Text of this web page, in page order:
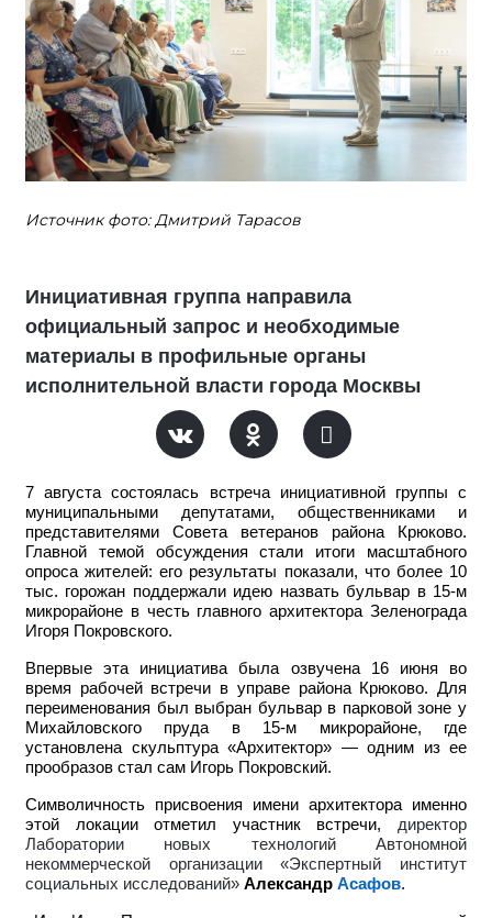
Источник фото: Дмитрий Тарасов
Инициативная группа направила
официальный запрос и необходимые
материалы в профильные органы
исполнительной власти города Москвы
7 августа состоялась встреча инициативной группы с
муниципальными депутатами, общественниками и
представителями Совета ветеранов района Крюково.
Главной темой обсуждения стали итоги масштабного
опроса жителей: его результаты показали, что более 10
тыс. горожан поддержали идею назвать бульвар в 15-м
микрорайоне в честь главного архитектора Зеленограда
Игоря Покровского.
Впервые эта инициатива была озвучена 16 июня во
время рабочей встречи в управе района Крюково. Для
переименования был выбран бульвар в парковой зоне у
Михайловского пруда в 15-м микрорайоне, где
установлена скульптура «Архитектор» — одним из ее
прообразов стал сам Игорь Покровский.
Символичность присвоения имени архитектора именно
этой локации отметил участник встречи, директор
Лаборатории новых технологий Автономной
некоммерческой организации «Экспертный институт
социальных исследований» Александр Асафов.